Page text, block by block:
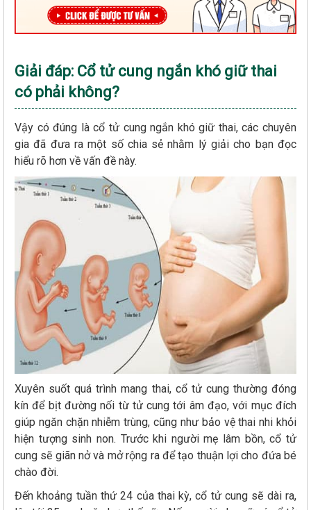
Giải đáp: Cổ tử cung ngắn khó giữ thai
có phải không?
Vậy có đúng là cổ tử cung ngắn khó giữ thai, các chuyên
gia đã đưa ra một số chia sẻ nhằm lý giải cho bạn đọc
hiểu rõ hơn về vấn đề này.
Xuyên suốt quá trình mang thai, cổ tử cung thường đóng
kín để bịt đường nối từ tử cung tới âm đạo, với mục đích
giúp ngăn chặn nhiễm trùng, cũng như bảo vệ thai nhi khỏi
hiện tượng sinh non. Trước khi người mẹ lâm bồn, cổ tử
cung sẽ giãn nở và mở rộng ra để tạo thuận lợi cho đứa bé
chào đời.
Đến khoảng tuần thứ 24 của thai kỳ, cổ tử cung sẽ dài ra,